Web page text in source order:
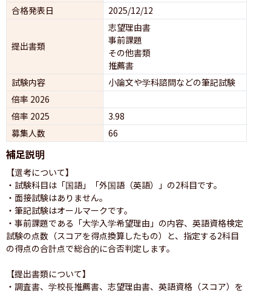
合格発表日
2025/12/12
提出書類
志望理由書
事前課題
その他書類
推薦書
試験内容
小論文や学科諮問などの筆記試験
倍率 2026
倍率 2025
3.98
募集人数
66
補足説明
【選考について】
・試験科目は「国語」「外国語（英語）」の2科目です。
・面接試験はありません。
・筆記試験はオールマークです。
・事前課題である「大学入学希望理由」の内容、英語資格検定
試験の点数（スコアを得点換算したもの）と、指定する2科目
の得点の合計点で総合的に合否判定します。
【提出書類について】
・調査書、学校長推薦書、志望理由書、英語資格（スコア）を